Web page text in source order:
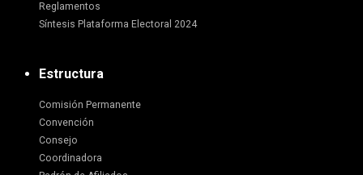
Reglamentos
Síntesis Plataforma Electoral 2024
Estructura
Comisión Permanente
Convención
Consejo
Coordinadora